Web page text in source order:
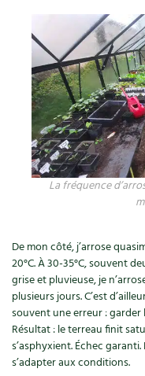
La fréquence
De mon côté, j’arrose
20°C. À 30-35°C, souvent
grise et pluvieuse, je
plusieurs jours. C’est
souvent une erreur :
Résultat : le terreau finit
s’asphyxient. Échec
s’adapter aux conditions.